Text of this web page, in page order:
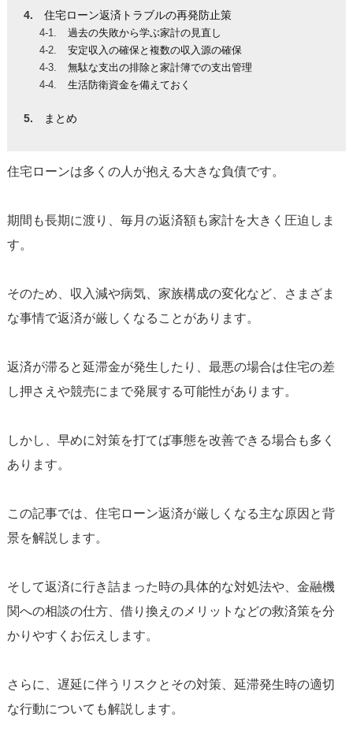
住宅ローン返済トラブルの再発防止策
過去の失敗から学ぶ家計の見直し
安定収入の確保と複数の収入源の確保
無駄な支出の排除と家計簿での支出管理
生活防衛資金を備えておく
まとめ
住宅ローンは多くの人が抱える大きな負債です。
期間も長期に渡り、毎月の返済額も家計を大きく圧迫しま
す。
そのため、収入減や病気、家族構成の変化など、さまざま
な事情で返済が厳しくなることがあります。
返済が滞ると延滞金が発生したり、最悪の場合は住宅の差
し押さえや競売にまで発展する可能性があります。
しかし、早めに対策を打てば事態を改善できる場合も多く
あります。
この記事では、住宅ローン返済が厳しくなる主な原因と背
景を解説します。
そして返済に行き詰まった時の具体的な対処法や、金融機
関への相談の仕方、借り換えのメリットなどの救済策を分
かりやすくお伝えします。
さらに、遅延に伴うリスクとその対策、延滞発生時の適切
な行動についても解説します。